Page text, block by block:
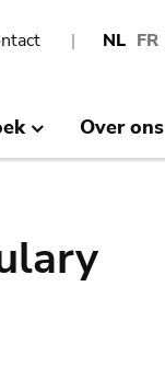
NL FR
Over ons